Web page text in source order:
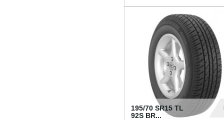
195/70 SR15 TL
92S BR...